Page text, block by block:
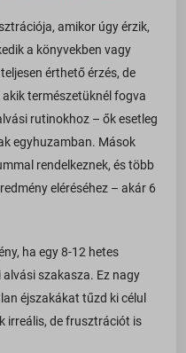
amikor úgy érzik,
a könyvekben vagy
érthető érzés, de
természetüknél fogva
rutinokhoz – ők esetleg
egyhuzamban. Mások
rendelkeznek, és több
eléréséhez – akár 6
ha egy 8-12 hetes
szakasza. Ez nagy
éjszakákat tűzd ki célul
irreális, de frusztrációt is